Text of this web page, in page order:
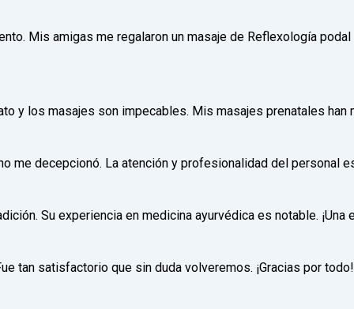
Mis amigas me regalaron un masaje de Reflexología
y los masajes son impecables. Mis masajes prenatales han
me decepcionó. La atención y profesionalidad del personal
Su experiencia en medicina ayurvédica es notable.
tan satisfactorio que sin duda volveremos. ¡Gracias por